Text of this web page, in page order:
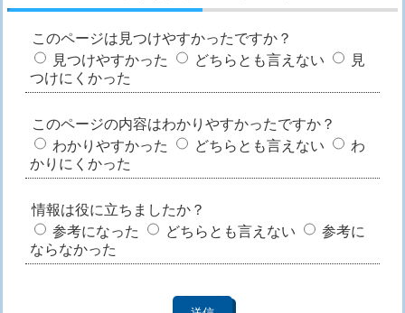
このページは見つけやすかったですか？
見つけやすかった
どちらとも言えない
見
つけにくかった
このページの内容はわかりやすかったですか？
わかりやすかった
どちらとも言えない
わ
かりにくかった
情報は役に立ちましたか？
参考になった
どちらとも言えない
参考に
ならなかった